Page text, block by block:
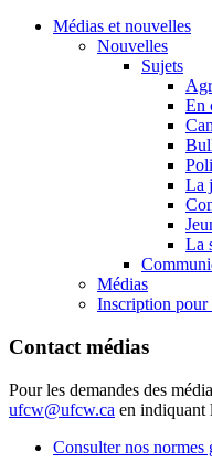
Médias et nouvelles
Nouvelles
Sujets
En
La
La
Médias
Inscription pour
Contact médias
Pour les demandes des
ufcw@ufcw.ca en indiquant
Consulter nos normes